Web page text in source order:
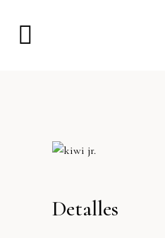
Detalles